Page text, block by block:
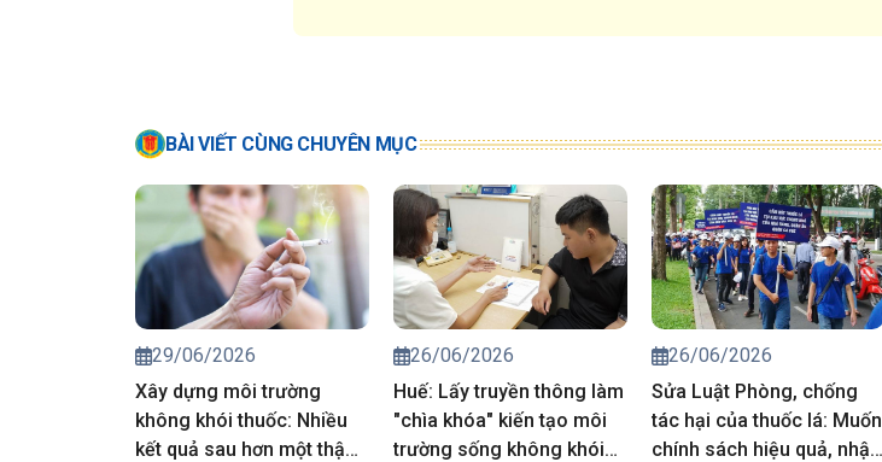
BÀI VIẾT CÙNG CHUYÊN MỤC
29/06/2026
Xây dựng môi trường
không khói thuốc: Nhiều
kết quả sau hơn một thập
26/06/2026
Huế: Lấy truyền thông làm
"chìa khóa" kiến tạo môi
trường sống không khói
26/06/2026
Sửa Luật Phòng, chống
tác hại của thuốc lá: Muốn
chính sách hiệu quả, nhận